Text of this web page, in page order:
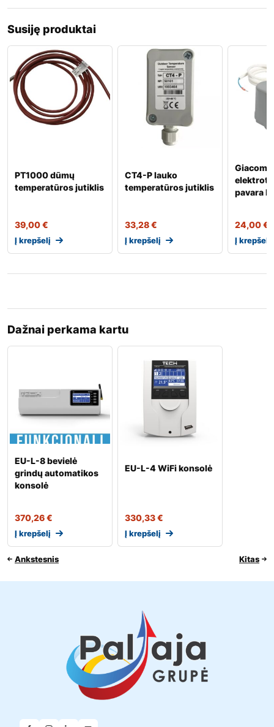
Susiję produktai
PT1000 dūmų
temperatūros jutiklis
39,00€
Į krepšelį
CT4-P lauko
temperatūros jutiklis
33,28€
Į krepšelį
pavara
24,00€
Į krepšelį
Dažnai perkama kartu
EU-L-8 bevielė
grindų automatikos
konsolė
370,26€
Į krepšelį
EU-L-4 WiFi konsolė
330,33€
Į krepšelį
Ankstesnis Kitas